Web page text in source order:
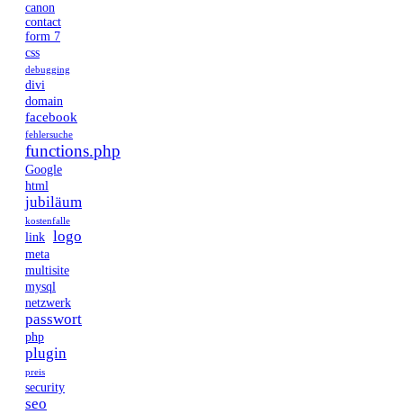
canon
contact
form 7
css
debugging
divi
domain
facebook
fehlersuche
functions.php
Google
html
jubiläum
kostenfalle
link logo
meta
multisite
mysql
netzwerk
passwort
php
plugin
preis
security
seo